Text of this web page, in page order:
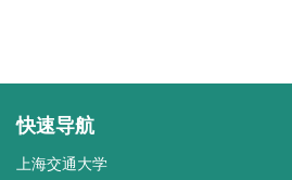
快速导航
上海交通大学